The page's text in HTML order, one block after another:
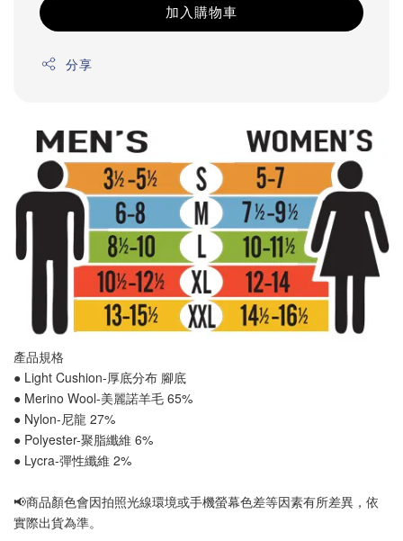
加入購物車
分享
產品規格
● Light Cushion-厚底分布 腳底
● Merino Wool-美麗諾羊毛 65%
● Nylon-尼龍 27%
● Polyester-聚脂纖維 6%
● Lycra-彈性纖維 2%
📢商品顏色會因拍照光線環境或手機螢幕色差等因素有所差異，依
實際出貨為準。